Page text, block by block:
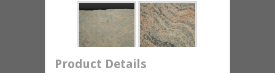
Product Details